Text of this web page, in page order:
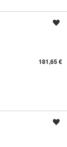
181,65 €